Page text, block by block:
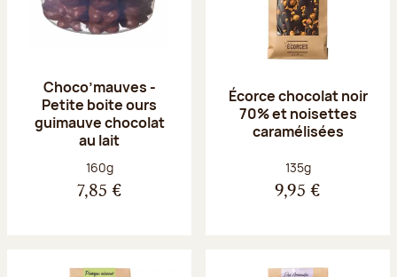
Choco’mauves -
Petite boite ours
guimauve chocolat
au lait
Poids net :
160g
7,85 €
Écorce chocolat noir
70% et noisettes
caramélisées
Poids net :
135g
9,95 €